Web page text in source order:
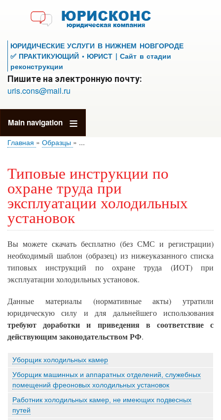
к
основному
содержанию
ЮРИДИЧЕСКИЕ УСЛУГИ В НИЖНЕМ НОВГОРОДЕ
✅ ПРАКТИКУЮЩИЙ • ЮРИСТ | Сайт в стадии
реконструкции
Пишите на электронную почту:
uris.cons@mail.ru
Main navigation
Главная Образцы ...
Типовые инструкции по
охране труда при
эксплуатации холодильных
установок
Вы можете скачать бесплатно (без СМС и регистрации)
необходимый шаблон (образец) из нижеуказанного списка
типовых инструкций по охране труда (ИОТ) при
эксплуатации холодильных установок.
Данные материалы (нормативные акты) утратили
юридическую силу и для дальнейшего использования
требуют доработки и приведения в соответствие с
действующим законодательством РФ.
Уборщик холодильных камер
Уборщик машинных и аппаратных отделений, служебных
помещений фреоновых холодильных установок
Работник холодильных камер, не имеющих подвесных
путей